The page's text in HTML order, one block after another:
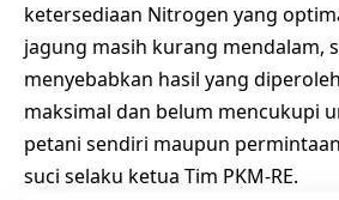
ketersediaan Nitrogen yang
jagung masih kurang mendalam,
menyebabkan hasil yang
maksimal dan belum mencukupi
petani sendiri maupun
suci selaku ketua Tim PKM-RE.